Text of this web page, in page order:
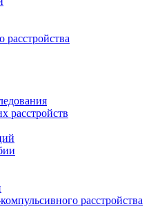
расстройства
расстройств
расстройства